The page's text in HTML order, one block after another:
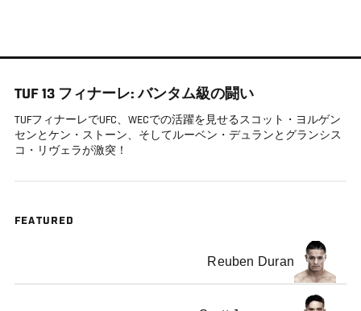
ン
ン
テ
ン
動
TUF 13 フィナーレ: バンタム級の闘い
TUFフィナーレでUFC、WECでの活躍を見せるスコット・ヨルゲン
センとケン・ストーン、そしてルーベン・デュランとグランシス
コ・リヴェラが激突！
FEATURED
Reuben Duran